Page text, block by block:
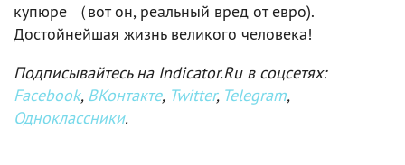
купюре （вот он, реальный вред от евро).
Достойнейшая жизнь великого человека!
Подписывайтесь на Indicator.Ru в соцсетях:
Facebook, ВКонтакте, Twitter, Telegram,
Одноклассники.